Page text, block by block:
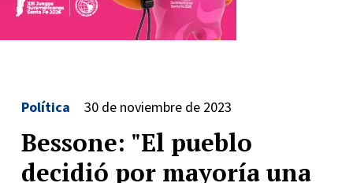
Bessone: "El pueblo
decidió por mayoría una
Política 30 de noviembre de 2023